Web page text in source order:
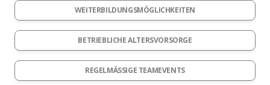
WEITERBILDUNGSMÖGLICHKEITEN
BETRIEBLICHE ALTERSVORSORGE
REGELMÄSSIGE TEAMEVENTS